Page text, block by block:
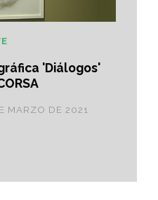
'Diálogos'
MARZO DE 2021